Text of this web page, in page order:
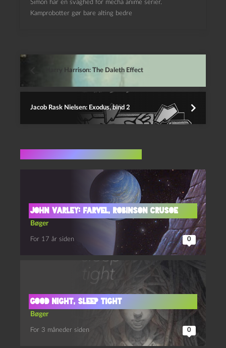
Simon har en svaghed for mecha anime serier.
Kamprobotter gør bare alting bedre
Harry Harrison: The Daleth Effect
Jacob Rask Nielsen: Exodus, bind 2
John Varley: Farvel, Robinson Crusoe
Bøger
For 17 år siden 0
Good Night, Sleep Tight
Bøger
For 3 måneder siden 0